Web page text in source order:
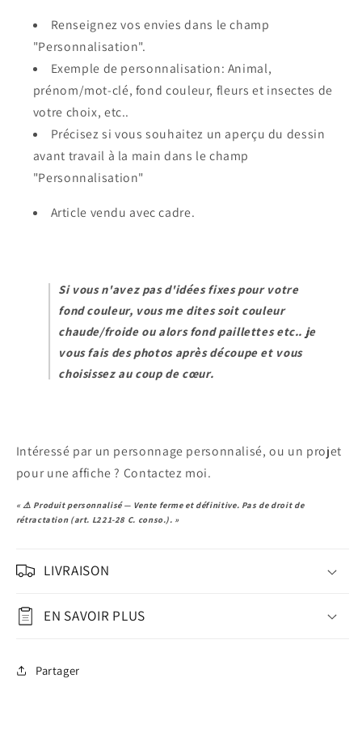
Renseignez vos envies dans le champ
"Personnalisation".
Exemple de personnalisation: Animal,
prénom/mot-clé, fond couleur, fleurs et insectes de
votre choix, etc..
Précisez si vous souhaitez un aperçu du dessin
avant travail à la main dans le champ
"Personnalisation"
Article vendu avec cadre.
Si vous n'avez pas d'idées fixes pour votre
fond couleur, vous me dites soit couleur
chaude/froide ou alors fond paillettes etc.. je
vous fais des photos après découpe et vous
choisissez au coup de cœur.
Intéressé par un personnage personnalisé, ou un projet
pour une affiche ? Contactez moi.
« ⚠️ Produit personnalisé — Vente ferme et définitive. Pas de droit de
rétractation (art. L221-28 C. conso.). »
LIVRAISON
EN SAVOIR PLUS
Partager